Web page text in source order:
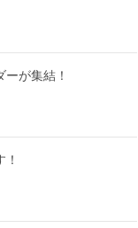
ーが集結！